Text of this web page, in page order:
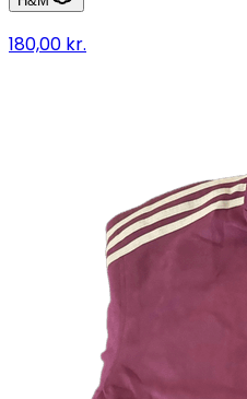
180,00 kr.